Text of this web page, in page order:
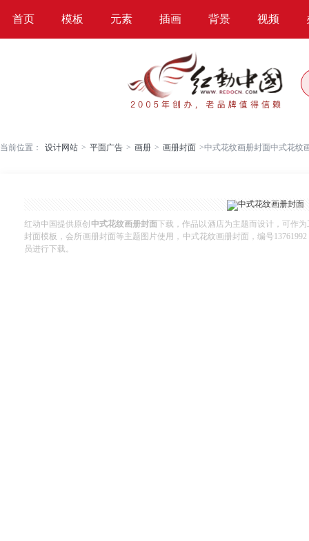
首页 模板 元素 插画 背景 视频
当前位置： 设计网站 > 平面广告 > 画册 > 画册封面 >中式花纹画册封面中式花纹
红动中国提供原创 中式花纹画册封面下载，作品以酒店为主题而设计，可作
封面模板，会所画册封面等主题图片使用，中式花纹画册封面，编号
员进行下载。